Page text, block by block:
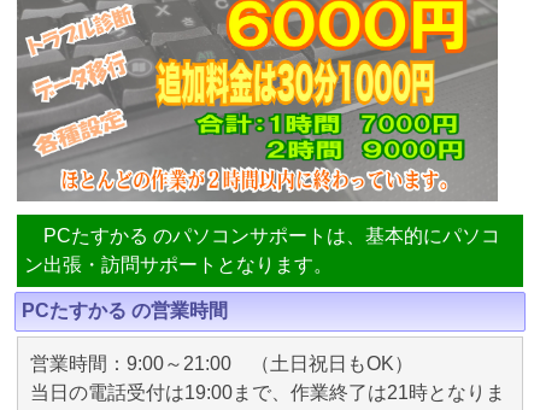
PCたすかる のパソコンサポートは、基本的にパソコ
ン出張・訪問サポートとなります。
PCたすかる の営業時間
営業時間：9:00～21:00 （土日祝日もOK）
当日の電話受付は19:00まで、作業終了は21時となりま